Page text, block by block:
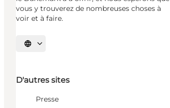
vous y trouverez de nombreuses choses à
voir et à faire.
Choisissez la langue
D'autres sites
Presse